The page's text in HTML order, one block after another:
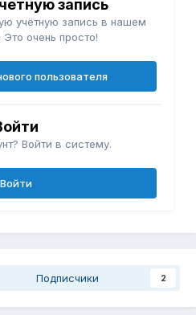
запись
учётную запись в нашем
очень просто!
пользователя
Войти в систему.
Войти
Подписчики 2